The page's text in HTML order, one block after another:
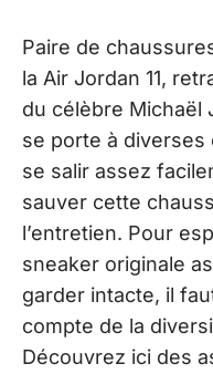
Paire de
la Air Jordan 11,
du célèbre Michaël
se porte à
se salir assez
sauver cette
l’entretien. Pour
sneaker originale
garder intacte, il
compte de la
Découvrez ici des